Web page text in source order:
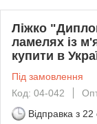
Ліжко
ламелях із
купити в
Під замовлення
Код: 04-042
Відправка з 22